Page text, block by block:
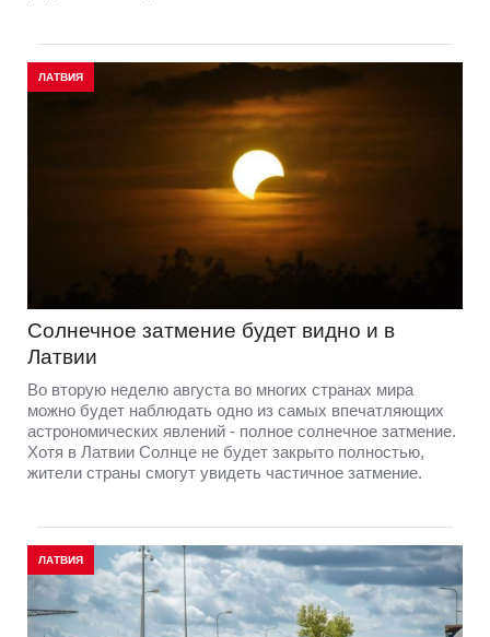
ЛАТВИЯ
Солнечное затмение будет видно и в
Латвии
Во вторую неделю августа во многих странах мира
можно будет наблюдать одно из самых впечатляющих
астрономических явлений - полное солнечное затмение.
Хотя в Латвии Солнце не будет закрыто полностью,
жители страны смогут увидеть частичное затмение.
ЛАТВИЯ